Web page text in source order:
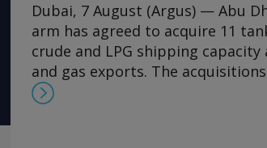
Dubai, 7 August (Argus) — Abu
arm has agreed to acquire 11
crude and LPG shipping
and gas exports. The
carriers (VLCCs), each capable